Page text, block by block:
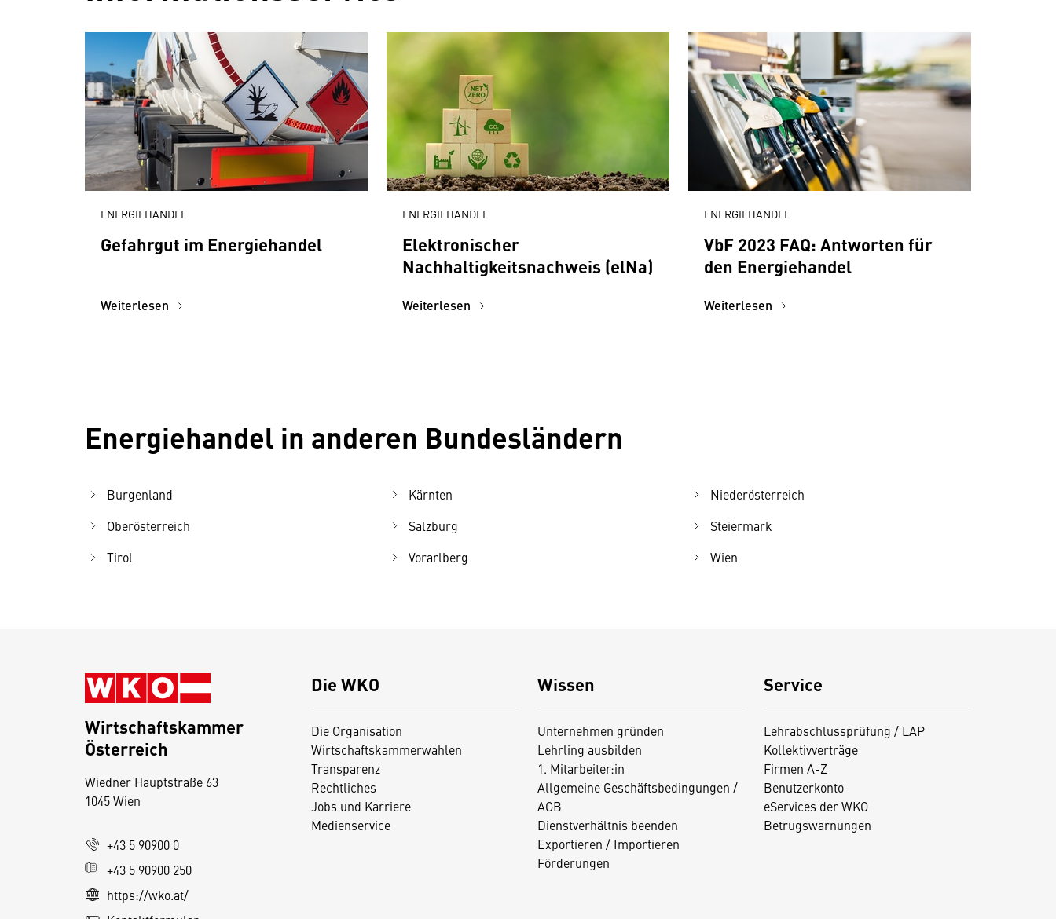
ENERGIEHANDEL
Gefahrgut im Energiehandel
Weiterlesen
ENERGIEHANDEL
Elektronischer
Nachhaltigkeitsnachweis (elNa)
Weiterlesen
ENERGIEHANDEL
VbF 2023 FAQ: Antworten für
den Energiehandel
Weiterlesen
Energiehandel in anderen Bundesländern
Burgenland Kärnten
Niederösterreich
Oberösterreich
Salzburg
Steiermark
Tirol
Vorarlberg Wien
Die WKO
Die Organisation
Wirtschaftskammerwahlen
Transparenz
Rechtliches
Jobs und Karriere
Medienservice
Wissen
Unternehmen gründen
Lehrling ausbilden
1. Mitarbeiter:in
Allgemeine Geschäftsbedingungen /
AGB
Dienstverhältnis beenden
Exportieren / Importieren
Förderungen
Service
Lehrabschlussprüfung / LAP
Kollektivverträge
Firmen A-Z
Benutzerkonto
eServices der WKO
Betrugswarnungen
Wirtschaftskammer
Österreich
Wiedner Hauptstraße 63
1045 Wien
+43 5 90900 0
+43 5 90900 250
https://wko.at/